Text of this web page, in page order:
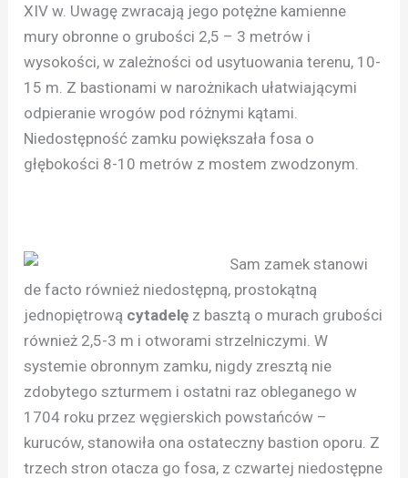
XIV w. Uwagę zwracają jego potężne kamienne
mury obronne o grubości 2,5 – 3 metrów i
wysokości, w zależności od usytuowania terenu, 10-
15 m. Z bastionami w narożnikach ułatwiającymi
odpieranie wrogów pod różnymi kątami.
Niedostępność zamku powiększała fosa o
głębokości 8-10 metrów z mostem zwodzonym.
Sam zamek stanowi
de facto również niedostępną, prostokątną
jednopiętrową cytadelę z basztą o murach grubości
również 2,5-3 m i otworami strzelniczymi. W
systemie obronnym zamku, nigdy zresztą nie
zdobytego szturmem i ostatni raz obleganego w
1704 roku przez węgierskich powstańców –
kuruców, stanowiła ona ostateczny bastion oporu. Z
trzech stron otacza go fosa, z czwartej niedostępne